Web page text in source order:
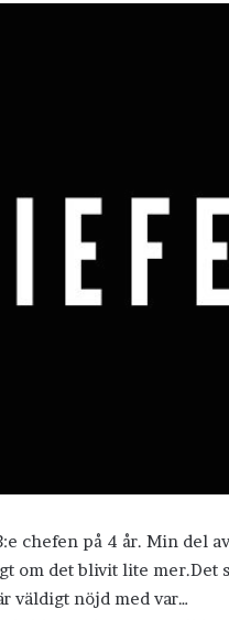
chefen på 4 år. Min del
om det blivit lite mer.Det
väldigt nöjd med var…